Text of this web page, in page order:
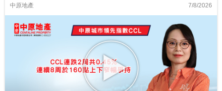
中原地產 7/8/2026